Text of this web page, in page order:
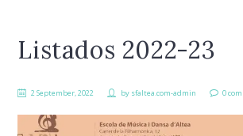
Listados 2022-23
2 September, 2022 by sfaltea.com-admin 0